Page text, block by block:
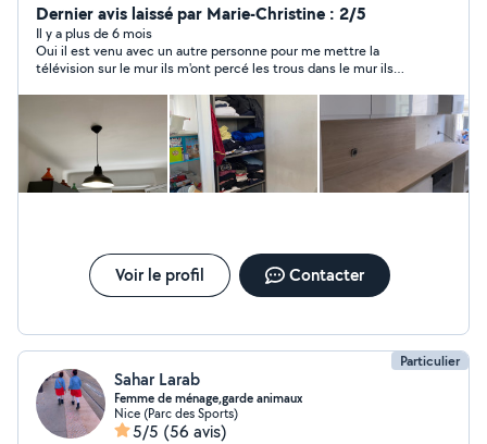
Dernier avis laissé par Marie-Christine : 2/5
Il y a plus de 6 mois
Oui il est venu avec un autre personne pour me mettre la
télévision sur le mur ils m'ont percé les trous dans le mur ils
qu'ils ont pas trouvé les vis pour mettre à la télévision donc
ben ils sont repartis parce que il pouvait pas mettre la
télévision sur le mur donc il faut que je cherche acheter des vis
pour qu'il revienne voilà donc maintenant je suis en attente de
trouver des vis qui vont qui conviennent et comme je suis en
bus c'est pas très facile d'aller dans les Leroy Merlin et tout le
30 € voilà merci
Voir le profil Contacter
Particulier
Sahar Larab
Femme de ménage,garde animaux
Nice (Parc des Sports)
5/5 (56 avis)